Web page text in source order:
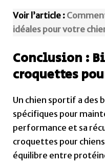
Voir l’article :
idéales pour votre
Conclusion :
croquettes
Un chien sportif a des
spécifiques pour
performance et sa
croquettes pour
équilibre entre